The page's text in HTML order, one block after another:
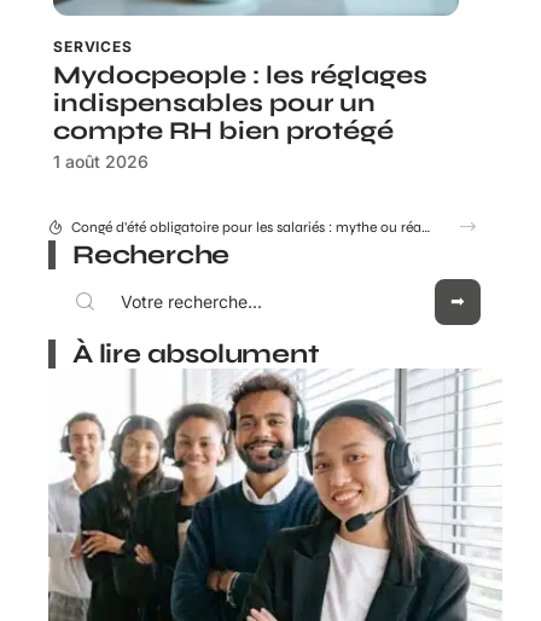
SERVICES
Mydocpeople : les réglages
indispensables pour un
compte RH bien protégé
1 août 2026
Combien coûte réellement le Consultant GEO Adrien Beaujeu en 2026 ?
Recherche
À lire absolument